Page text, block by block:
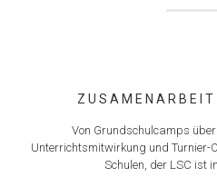
Von Grundschulcamps
Unterrichtsmitwirkung und Turnier-
Schulen, der LSC ist